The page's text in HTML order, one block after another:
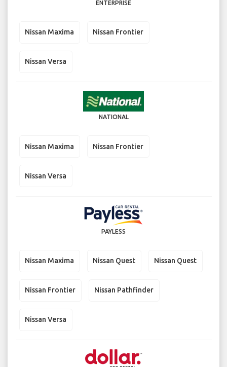
ENTERPRISE
Nissan Maxima Nissan Frontier
Nissan Versa
NATIONAL
Nissan Maxima Nissan Frontier
Nissan Versa
PAYLESS
Nissan Maxima Nissan Quest Nissan Quest
Nissan Frontier Nissan Pathfinder
Nissan Versa